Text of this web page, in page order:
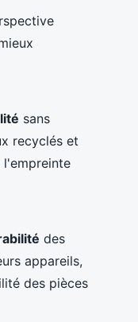
sans
recyclés et
l'empreinte
des
appareils,
des pièces